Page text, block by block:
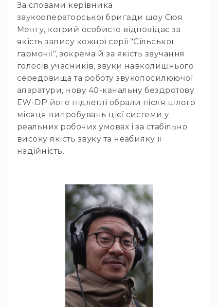
USB-
мікрофони
Конференційні
Петличні
З
оголов'ям
Накамерні
Для
мобільних
пристроїв
Всі
мікрофони
та
комплектуючі
Навушники
Універсальні
Для
аудіофілів
Для
спорту
Для
моніторингу
За словами керівника
звукооператорської бригади шоу Сюя
Менгу, котрий особисто відповідає за
якість запису кожної серії "Сільської
гармонії", зокрема й за якість звучання
голосів учасників, звуки навколишнього
середовища та роботу звукопосилюючої
апаратури, нову 40-канальну бездротову
EW-DP його підлеглі обрали після цілого
місяця випробувань цієї системи у
реальних робочих умовах і за стабільно
високу якість звуку та неабияку її
надійність.